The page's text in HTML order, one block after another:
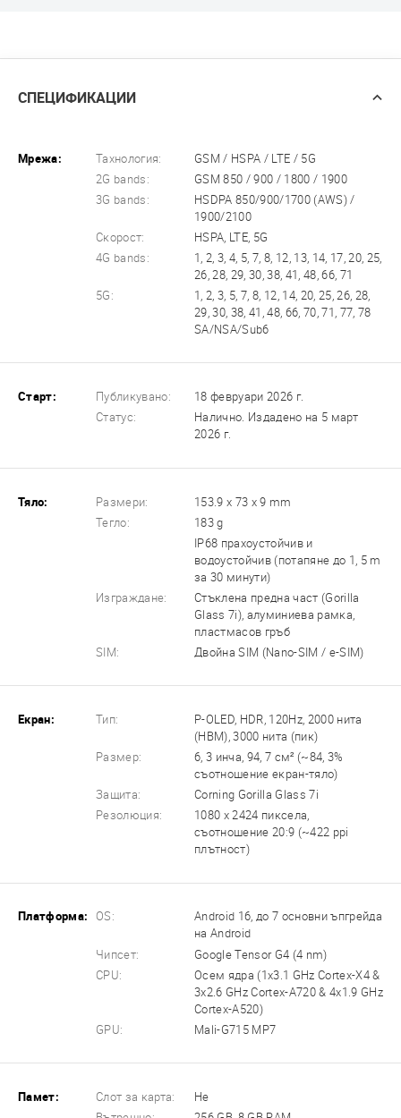
СПЕЦИФИКАЦИИ
Мрежа: Тахнология:
GSM / HSPA / LTE / 5G
2G bands:
GSM 850 / 900 / 1800 / 1900
3G bands:
HSDPA 850/900/1700 (AWS) /
1900/2100
Скорост:
HSPA, LTE, 5G
4G bands:
1, 2, 3, 4, 5, 7, 8, 12, 13, 14, 17, 20, 25,
26, 28, 29, 30, 38, 41, 48, 66, 71
5G:
1, 2, 3, 5, 7, 8, 12, 14, 20, 25, 26, 28,
29, 30, 38, 41, 48, 66, 70, 71, 77, 78
SA/NSA/Sub6
Старт: Публикувано:
18 февруари 2026 г.
Статус:
Налично. Издадено на 5 март
2026 г.
Тяло: Размери:
153.9 x 73 x 9 mm
Тегло:
183 g
IP68 прахоустойчив и
водоустойчив (потапяне до 1, 5 m
за 30 минути)
Изграждане:
Стъклена предна част (Gorilla
Glass 7i), алуминиева рамка,
пластмасов гръб
SIM:
Двойна SIM (Nano-SIM / e-SIM)
Екран: Тип:
P-OLED, HDR, 120Hz, 2000 нита
(HBM), 3000 нита (пик)
Размер:
6, 3 инча, 94, 7 см² (~84, 3%
съотношение екран-тяло)
Защита:
Corning Gorilla Glass 7i
Резолюция:
1080 x 2424 пиксела,
съотношение 20:9 (~422 ppi
плътност)
Платформа: OS:
Android 16, до 7 основни ъпгрейда
на Android
Чипсет:
Google Tensor G4 (4 nm)
CPU:
Осем ядра (1x3.1 GHz Cortex-X4 &
3x2.6 GHz Cortex-A720 & 4x1.9 GHz
Cortex-A520)
GPU:
Mali-G715 MP7
Памет: Слот за карта:
Не